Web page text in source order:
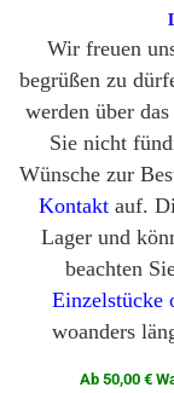
Wir freuen
begrüßen zu
werden über
Sie nicht
Wünsche zur
Kontakt auf.
Lager und
beachten
Einzelstücke
woanders
Ab 50,00 €